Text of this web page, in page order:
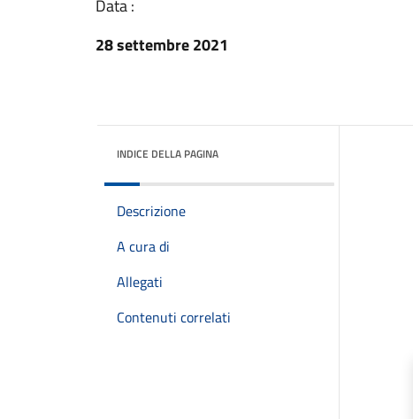
Data :
28 settembre 2021
INDICE DELLA PAGINA
Descrizione
A cura di
Allegati
Contenuti correlati